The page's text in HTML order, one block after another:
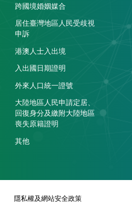
跨國境婚姻媒合
居住臺灣地區人民受歧視
申訴
港澳人士入出境
入出國日期證明
外來人口統一證號
大陸地區人民申請定居、
回復身分及繳附大陸地區
喪失原籍證明
其他
隱私權及網站安全政策